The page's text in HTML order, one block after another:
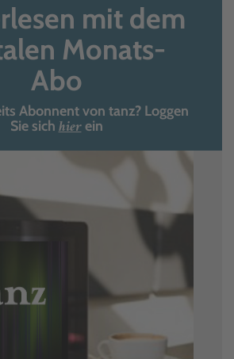
mit dem
Monats-
Abo
Abonnent von tanz? Loggen
Sie sich hierein